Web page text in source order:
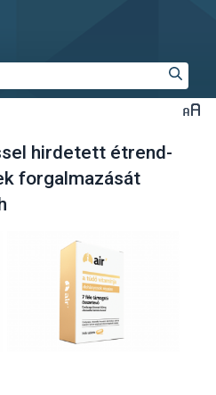
hirdetett étrend-
forgalmazását